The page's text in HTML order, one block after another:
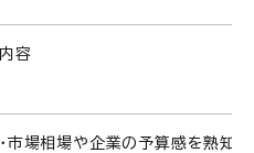
内容
・市場相場や企業の予算感を熟知